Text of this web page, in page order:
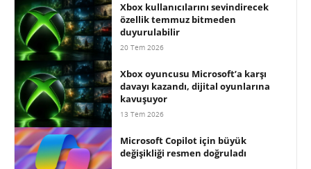
Xbox kullanıcılarını sevindirecek
özellik temmuz bitmeden
duyurulabilir
20 Tem 2026
Xbox oyuncusu Microsoft’a karşı
davayı kazandı, dijital oyunlarına
kavuşuyor
13 Tem 2026
Microsoft Copilot için büyük
değişikliği resmen doğruladı